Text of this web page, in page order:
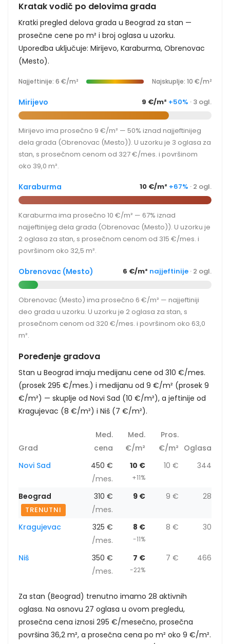
Kratak vodič po delovima grada
Kratki pregled delova grada u Beograd za stan —
prosečne cene po m² i broj oglasa u uzorku.
Uporedba uključuje: Mirijevo, Karaburma, Obrenovac
(Mesto).
Najjeftinije: 6 €/m² Najskuplje: 10 €/m²
Mirijevo 9 €/m² +50% · 3 ogl.
Mirijevo ima prosečno 9 €/m² — 50% iznad najjeftinijeg
dela grada (Obrenovac (Mesto)). U uzorku je 3 oglasa za
stan, s prosečnom cenom od 327 €/mes. i površinom
oko 39,0 m².
Karaburma 10 €/m² +67% · 2 ogl.
Karaburma ima prosečno 10 €/m² — 67% iznad
najjeftinijeg dela grada (Obrenovac (Mesto)). U uzorku je
2 oglasa za stan, s prosečnom cenom od 315 €/mes. i
površinom oko 32,5 m².
Obrenovac (Mesto) 6 €/m² najjeftinije · 2 ogl.
Obrenovac (Mesto) ima prosečno 6 €/m² — najjeftiniji
deo grada u uzorku. U uzorku je 2 oglasa za stan, s
prosečnom cenom od 320 €/mes. i površinom oko 63,0
m².
Poređenje gradova
Stan u Beograd imaju medijanu cene od 310 €/mes.
(prosek 295 €/mes.) i medijanu od 9 €/m² (prosek 9
€/m²) — skuplje od Novi Sad (10 €/m²), a jeftinije od
Kragujevac (8 €/m²) i Niš (7 €/m²).
Grad
Med.
cena
Med.
€/m²
Pros.
€/m² Oglasa
Novi Sad
450 €
/mes.
10 €
+11%
10 € 344
Beograd
TRENUTNI
310 €
/mes.
9 € 9 € 28
Kragujevac
325 €
/mes.
8 €
-11%
8 € 30
Niš
350 €
/mes.
7 €
-22%
7 € 466
Za stan (Beograd) trenutno imamo 28 aktivnih
oglasa. Na osnovu 27 oglasa u ovom pregledu,
prosečna cena iznosi 295 €/mesečno, prosečna
površina 36,2 m², a prosečna cena po m² oko 9 €/m².